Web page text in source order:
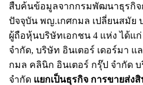
สืบค้นข้อมูลจากกรมพัฒนาธุรกิจ
ปัจจุบัน พญ.เกศกมล เปลี่ยนสมัย
ผู้ถือหุ้นบริษัทเอกชน 4 แห่ง ได้แ
จำกัด, บริษัท อินเตอร์ เดอร์มา แ
กมล คลินิก อินเตอร์ กรุ๊ป จำกัด
จำกัด แยกเป็นธุรกิจ การขายส่